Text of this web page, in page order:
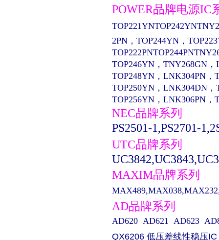
POWER品牌电源IC
2PN，TOP244YN，
TOP246YN，TNY268GN
TOP248YN，LNK304PN，
TOP250YN，LNK304DN，
TOP256YN，LNK306PN
NEC品牌系列
PS2501-1,PS2701-
UTC品牌系列
MAXIM品牌系列
AD品牌系列
AD620 AD621 AD623
QX6206 低压差线性稳压IC